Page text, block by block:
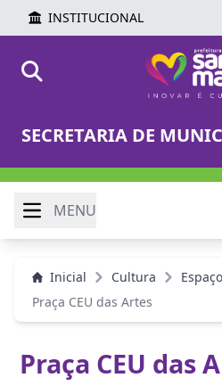
INSTITUCIONAL
SECRETARIA DE
MENU
Inicial Cultura
Praça CEU das Artes
Praça CEU das